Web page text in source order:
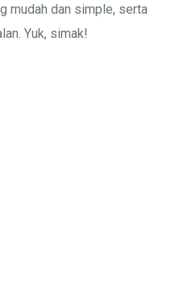
mudah dan simple, serta
Yuk, simak!